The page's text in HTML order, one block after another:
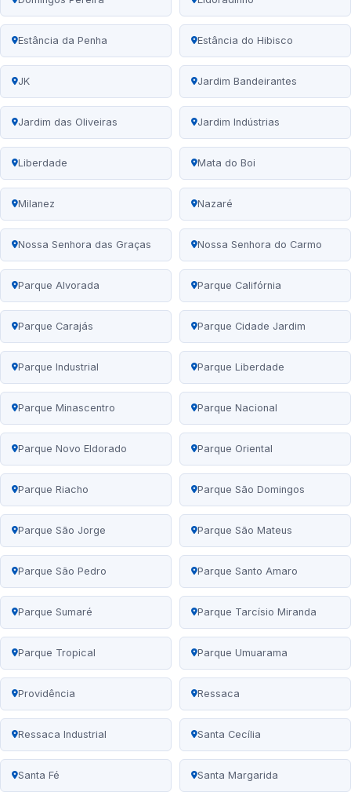
Estância da Penha Estância do Hibisco
JK Jardim Bandeirantes
Jardim das Oliveiras Jardim Indústrias
Liberdade Mata do Boi
Milanez Nazaré
Nossa Senhora das Graças Nossa Senhora do Carmo
Parque Alvorada Parque Califórnia
Parque Carajás Parque Cidade Jardim
Parque Industrial Parque Liberdade
Parque Minascentro Parque Nacional
Parque Novo Eldorado Parque Oriental
Parque Riacho Parque São Domingos
Parque São Jorge Parque São Mateus
Parque São Pedro Parque Santo Amaro
Parque Sumaré Parque Tarcísio Miranda
Parque Tropical Parque Umuarama
Providência Ressaca
Ressaca Industrial Santa Cecília
Santa Fé Santa Margarida